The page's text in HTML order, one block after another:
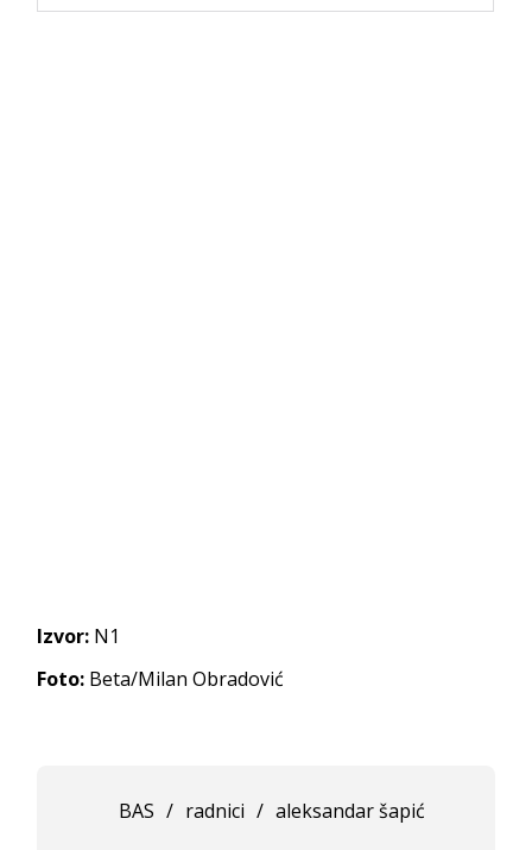
Izvor: N1
Foto: Beta/Milan Obradović
BAS / radnici / aleksandar šapić